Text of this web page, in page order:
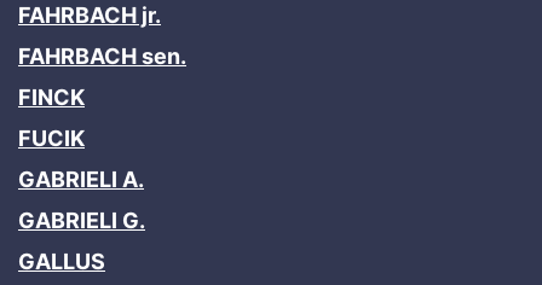
FAHRBACH jr.
FAHRBACH sen.
FINCK
FUCIK
GABRIELI A.
GABRIELI G.
GALLUS